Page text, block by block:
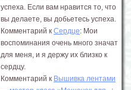
успеха. Если вам нравится то, что
вы делаете, вы добьетесь успеха.
Комментарий к Сердце: Мои
воспоминания очень много значат
для меня, и я держу их близко к
сердцу.
Комментарий к Вышивка лентами